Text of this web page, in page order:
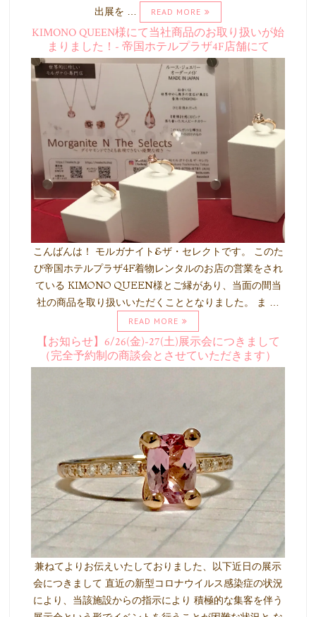
出展を …
READ MORE
KIMONO QUEEN様にて当社商品のお取り扱いが始
まりました！- 帝国ホテルプラザ4F店舗にて
こんばんは！ モルガナイト&ザ・セレクトです。 このた
び帝国ホテルプラザ4F着物レンタルのお店の営業をされ
ている KIMONO QUEEN様とご縁があり、当面の間当
社の商品を取り扱いいただくこととなりました。 ま …
READ MORE
【お知らせ】6/26(金)-27(土)展示会につきまして
（完全予約制の商談会とさせていただきます）
兼ねてよりお伝えいたしておりました、以下近日の展示
会につきまして 直近の新型コロナウイルス感染症の状況
により、当該施設からの指示により 積極的な集客を伴う